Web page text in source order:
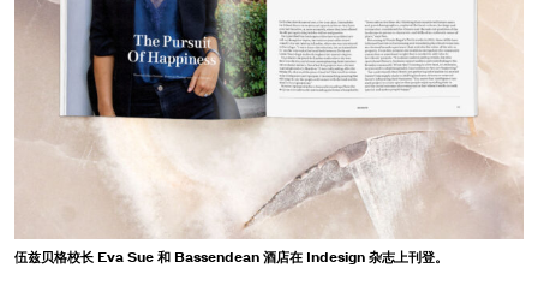
伍兹贝格校长 Eva Sue 和 Bassendean 酒店在 Indesign 杂志上刊登。